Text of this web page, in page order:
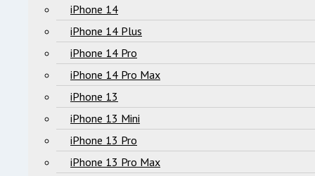
iPhone 14
iPhone 14 Plus
iPhone 14 Pro
iPhone 14 Pro Max
iPhone 13
iPhone 13 Mini
iPhone 13 Pro
iPhone 13 Pro Max